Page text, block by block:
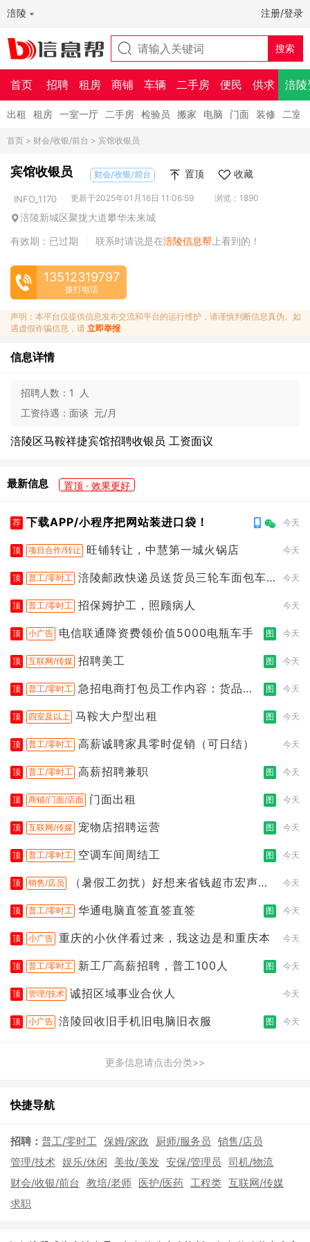
涪陵 注册/登录
首页 招聘 租房 商铺 车辆 二手房 便民 供求 涪陵
出租 租房 一室一厅 二手房 检验员 搬家 电脑 门面 装修 二室
首页 > 财会/收银/前台 > 宾馆收银员
宾馆收银员 财会/收银/前台 置顶 收藏
INFO_1170 更新于2025年01月16日 11:06:59 浏览：1890
涪陵新城区聚拢大道攀华未来城
有效期：已过期
联系时请说是在涪陵信息帮 上看到的！
13512319797
拨打电话
声明：本平台仅提供信息发布交流和平台的运行维护，请谨慎判断信息真伪。如
遇虚假诈骗信息，请 立即举报
信息详情
招聘人数： 1 人
工资待遇： 面谈 元/月
涪陵区马鞍祥捷宾馆招聘收银员 工资面议
最新信息 置顶 · 效果更好
荐 下载APP/小程序把网站装进口袋！ 今天
顶 项目合作/转让 旺铺转让，中慧第一城火锅店 今天
顶 普工/零时工 涪陵邮政快递员送货员三轮车面包车
今天
顶 普工/零时工 招保姆护工，照顾病人 今天
顶 小广告 电信联通降资费领价值5000电瓶车手 图 今天
顶 互联网/传媒 招聘美工 图 今天
顶 普工/零时工 急招电商打包员工作内容：货品分
图 今天
顶 四室及以上 马鞍大户型出租 图 今天
顶 普工/零时工 高薪诚聘家具零时促销（可日结） 今天
顶 普工/零时工 高薪招聘兼职 图 今天
顶 商铺/门面/店面 门面出租 图 今天
顶 互联网/传媒 宠物店招聘运营 图 今天
顶 普工/零时工 空调车间周结工 图 今天
顶 销售/店员
（暑假工勿扰）好想来省钱超市宏声桥
今天
顶 普工/零时工 华通电脑直签直签直签 图 今天
顶 小广告 重庆的小伙伴看过来，我这边是和重庆本 今天
顶 普工/零时工 新工厂高薪招聘，普工100人 图 今天
顶 管理/技术 诚招区域事业合伙人 今天
顶 小广告 涪陵回收旧手机旧电脑旧衣服 图 今天
更多信息请点击分类>>
快捷导航
招聘： 普工/零时工 保姆/家政 厨师/服务员 销售/店员
管理/技术 娱乐/休闲 美妆/美发 安保/管理员 司机/物流
财会/收银/前台 教培/老师 医护/医药 工程类 互联网/传媒
求职